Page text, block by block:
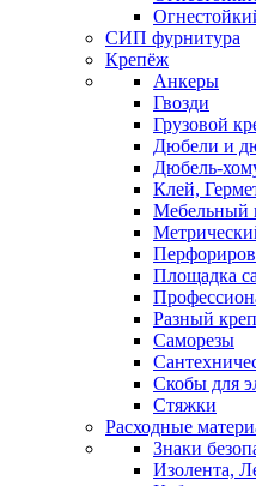
СИП фурнитура
Крепёж
Анкеры
Гвозди
Грузовой
Дюбели и
Дюбель-
Клей,
Мебельный
Площадка
Разный
Саморезы
Скобы для
Стяжки
Расходные
Знаки
Изолента,